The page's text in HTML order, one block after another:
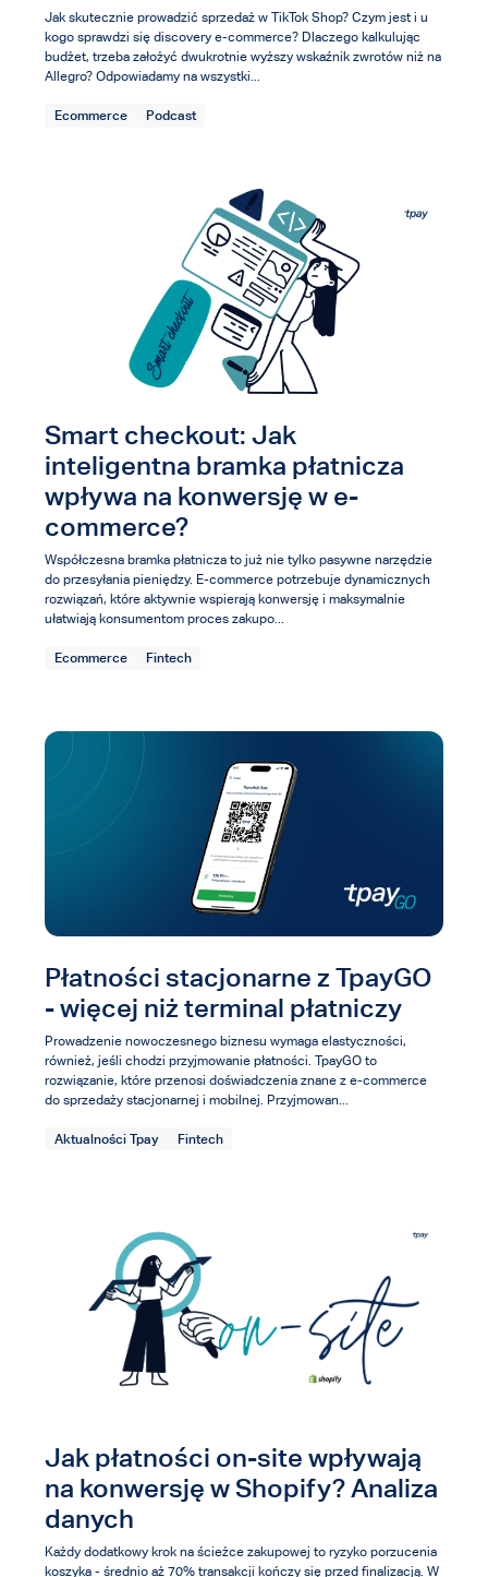
Jak skutecznie prowadzić sprzedaż w TikTok Shop? Czym jest i u
kogo sprawdzi się discovery e-commerce? Dlaczego kalkulując
budżet, trzeba założyć dwukrotnie wyższy wskaźnik zwrotów niż na
Allegro? Odpowiadamy na wszystki...
Ecommerce Podcast
Smart checkout: Jak
inteligentna bramka płatnicza
wpływa na konwersję w e-
commerce?
Współczesna bramka płatnicza to już nie tylko pasywne narzędzie
do przesyłania pieniędzy. E-commerce potrzebuje dynamicznych
rozwiązań, które aktywnie wspierają konwersję i maksymalnie
ułatwiają konsumentom proces zakupo...
Ecommerce Fintech
Płatności stacjonarne z TpayGO
- więcej niż terminal płatniczy
Prowadzenie nowoczesnego biznesu wymaga elastyczności,
również, jeśli chodzi przyjmowanie płatności. TpayGO to
rozwiązanie, które przenosi doświadczenia znane z e-commerce
do sprzedaży stacjonarnej i mobilnej. Przyjmowan...
Aktualności Tpay Fintech
Jak płatności on-site wpływają
na konwersję w Shopify? Analiza
danych
Każdy dodatkowy krok na ścieżce zakupowej to ryzyko porzucenia
koszyka - średnio aż 70% transakcji kończy się przed finalizacją. W